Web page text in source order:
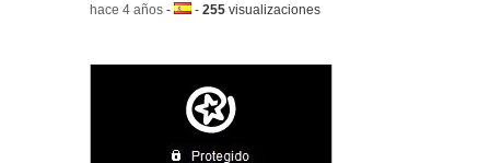
-hace 4 años -Idioma:
-255 visualizaciones